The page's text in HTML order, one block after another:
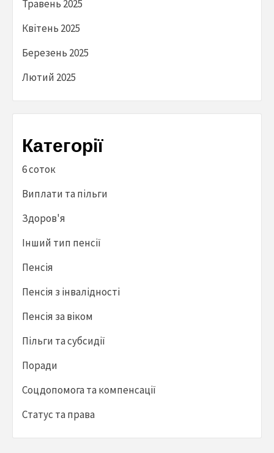
Травень 2025
Квітень 2025
Березень 2025
Лютий 2025
Категорії
6 соток
Виплати та пільги
Здоров'я
Інший тип пенсії
Пенсія
Пенсія з інвалідності
Пенсія за віком
Пільги та субсидії
Поради
Соцдопомога та компенсації
Статус та права